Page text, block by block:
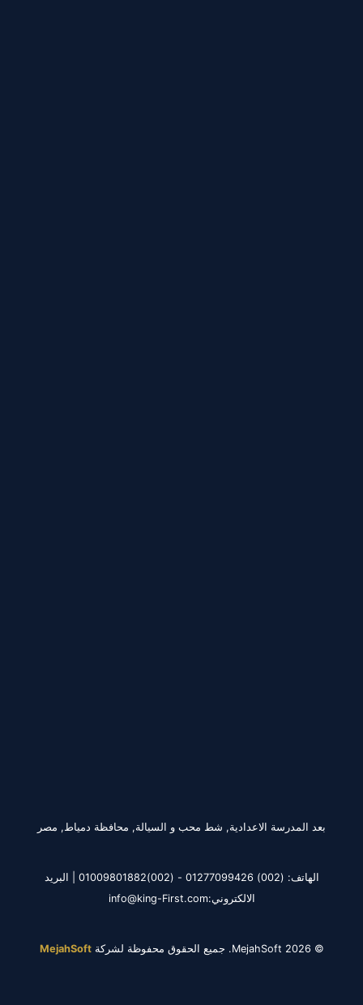
بعد المدرسة الاعدادية, شط محب و السيالة, محافظة دمياط, مصر
الهاتف: (002) 01277099426 - (002)01009801882 | البريد
الالكتروني:info@king-First.com
© 2026 MejahSoft. جميع الحقوق محفوظة لشركة MejahSoft